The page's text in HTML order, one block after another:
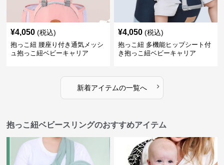
¥4,050 (税込)
抱っこ紐 腰座り付き通気メッシ
ュ抱っこ紐ベビーキャリア
¥4,050 (税込)
抱っこ紐 多機能ヒップシート付
き抱っこ紐ベビーキャリア
新着アイテムの一覧へ ›
抱っこ紐ベビースリングのおすすめアイテム